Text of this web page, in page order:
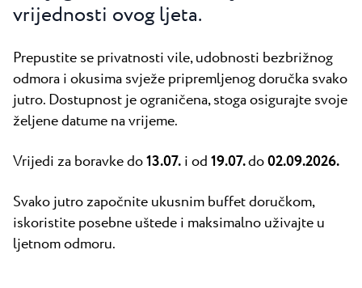
Plaže
Plava Laguna Sport
Aktivni odmor
Marine
Pepi Club
Istražite sve
Novosti
Kontakt
vrijednosti ovog ljeta.
Prepustite se privatnosti vile, udobnosti bezbrižnog
odmora i okusima svježe pripremljenog doručka svako
jutro. Dostupnost je ograničena, stoga osigurajte svoje
željene datume na vrijeme.
Vrijedi za boravke do13.07.i od19.07.do02.09.2026.
Svako jutro započnite ukusnim buffet doručkom,
iskoristite posebne uštede i maksimalno uživajte u
ljetnom odmoru.